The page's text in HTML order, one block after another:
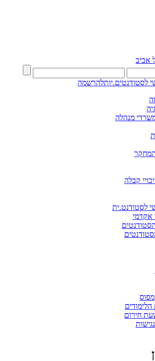
לסטודנטים.יותלהרשמה
מנהלה
קבלה
לסטודנט.ית
אקדמי
חירום